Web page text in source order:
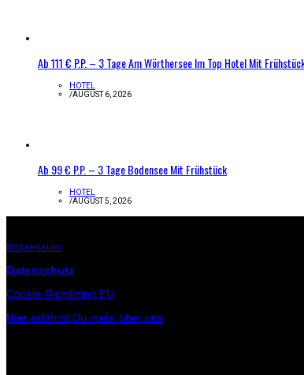
Ab 111 € P.P. – 3 Tage Am Wörthersee Im Top Hotel Mit
HOTEL
/AUGUST 6, 2026
Ab 99 € P.P. – 3 Tage Bodensee Mit Frühstück
HOTEL
/AUGUST 5, 2026
Impressum
Datenschutz
Cookie-Richtlinien EU
Hiererfährst Du mehr über uns